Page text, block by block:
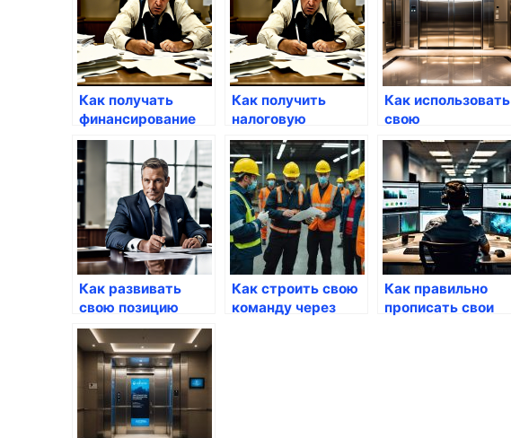
Как получать
финансирование
для авто через
Госуслуги
Как получить
налоговую
информацию
через Госуслуги
Как использовать
свою
креативность
через госуслуги
Как развивать
свою позицию
через госуслуги
Как строить свою
команду через
Как правильно
прописать свои